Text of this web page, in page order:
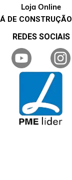
Loja Online
DE CONSTRUÇÃO
REDES SOCIAIS